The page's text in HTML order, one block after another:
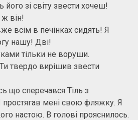
його зі світу звести хочеш!
він!
всім в печінках сидять! Я
нашу! Дві!
тільки не воруши.
твердо вирішив звести
що сперечався Тіль з
простягав мені свою фляжку. Я
настою. В голові прояснилось.